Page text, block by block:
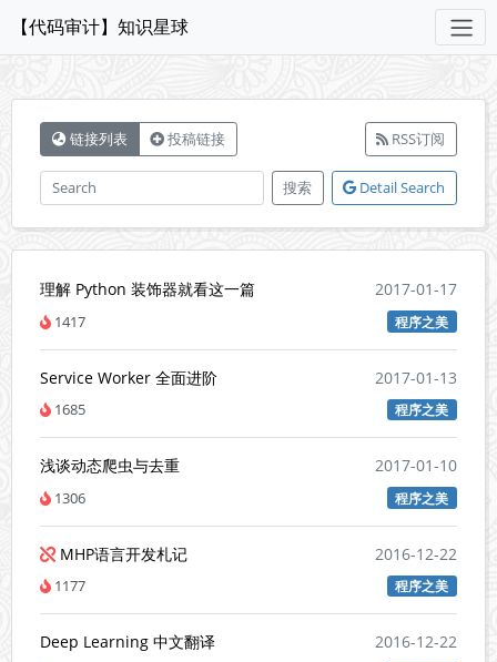
【代码审计】知识星球
链接列表 投稿链接 RSS订阅
搜索 Detail Search
理解 Python 装饰器就看这一篇 2017-01-17
1417 程序之美
Service Worker 全面进阶 2017-01-13
1685 程序之美
浅谈动态爬虫与去重 2017-01-10
1306 程序之美
MHP语言开发札记 2016-12-22
1177 程序之美
Deep Learning 中文翻译 2016-12-22